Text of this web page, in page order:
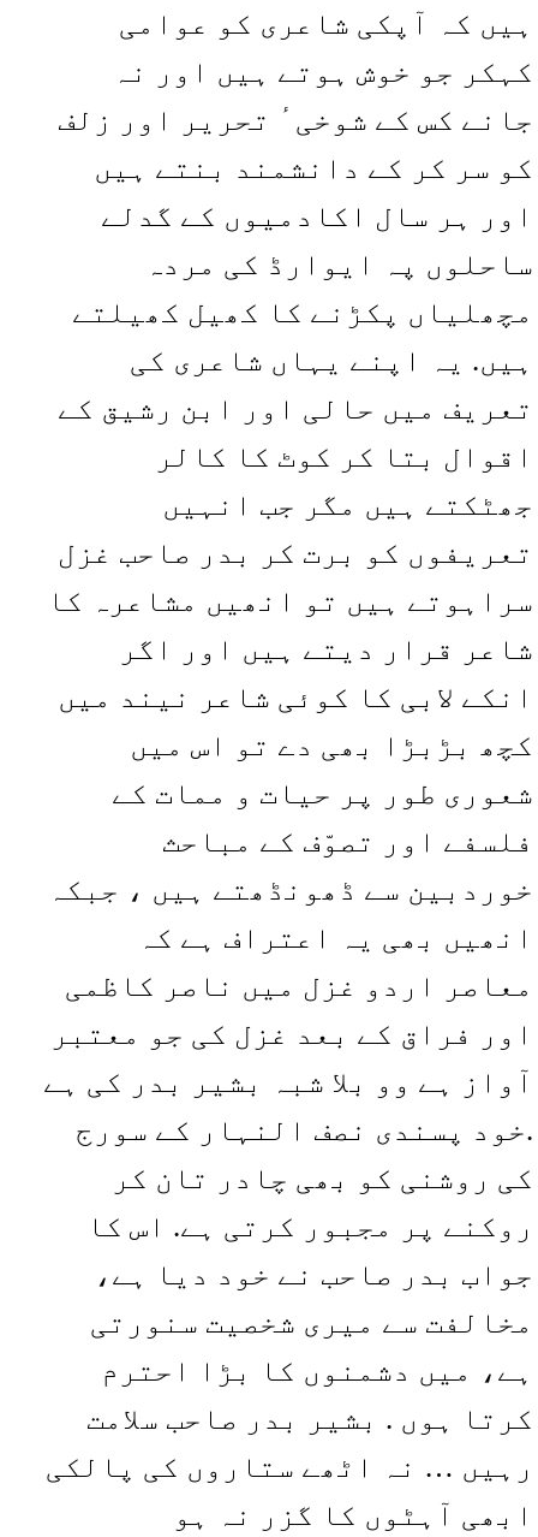
ہیں کہ آپکی شاعری کو عوامی
کہکر جو خوش ہوتے ہیں اور نہ
جانے کس کے شوخی ٔ تحریر اور زلف
کو سر کر کے دانشمند بنتے ہیں
اور ہر سال اکادمیوں کے گدلے
ساحلوں پہ ایوارڈ کی مردہ
مچھلیاں پکڑنے کا کھیل کھیلتے
ہیں. یہ اپنے یہاں شاعری کی
تعریف میں حالی اور ابن رشیق کے
اقوال بتا کر کوٹ کا کالر
جھٹکتے ہیں مگر جب انہیں
تعریفوں کو برت کر بدر صاحب غزل
سراہوتے ہیں تو انھیں مشاعرہ کا
شاعر قرار دیتے ہیں اور اگر
انکے لابی کا کوئی شاعر نیند میں
کچھ بڑبڑا بھی دے تو اس میں
شعوری طور پر حیات و ممات کے
فلسفے اور تصوّف کے مباحث
خوردبین سے ڈھونڈھتے ہیں ، جبکہ
انھیں بھی یہ اعتراف ہے کہ
معاصر اردو غزل میں ناصر کاظمی
اور فراق کے بعد غزل کی جو معتبر
آواز ہے وو بلا شبہ بشیر بدر کی ہے
.خود پسندی نصف النہار کے سورج
کی روشنی کو بھی چادر تان کر
روکنے پر مجبور کرتی ہے. اس کا
جواب بدر صاحب نے خود دیا ہے،
مخالفت سے میری شخصیت سنورتی
ہے، میں دشمنوں کا بڑا احترم
کرتا ہوں . بشیر بدر صاحب سلامت
رہیں … نہ اٹھے ستاروں کی پالکی
ابھی آہٹوں کا گزر نہ ہو